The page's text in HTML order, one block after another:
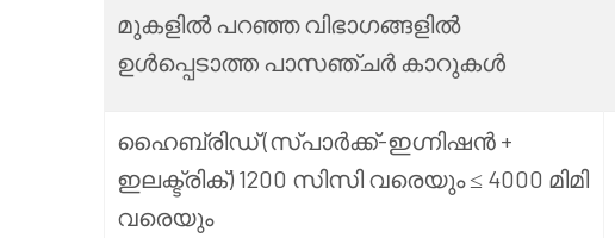
മുകളിൽ പറഞ്ഞ വിഭാഗങ്ങളിൽ
ഉൾപ്പെടാത്ത പാസഞ്ചർ കാറുകൾ
ഹൈബ്രിഡ് (സ്പാർക്ക്-ഇഗ്നിഷൻ +
ഇലക്ട്രിക്) 1200 സിസി വരെയും ≤ 4000 മിമി
വരെയും